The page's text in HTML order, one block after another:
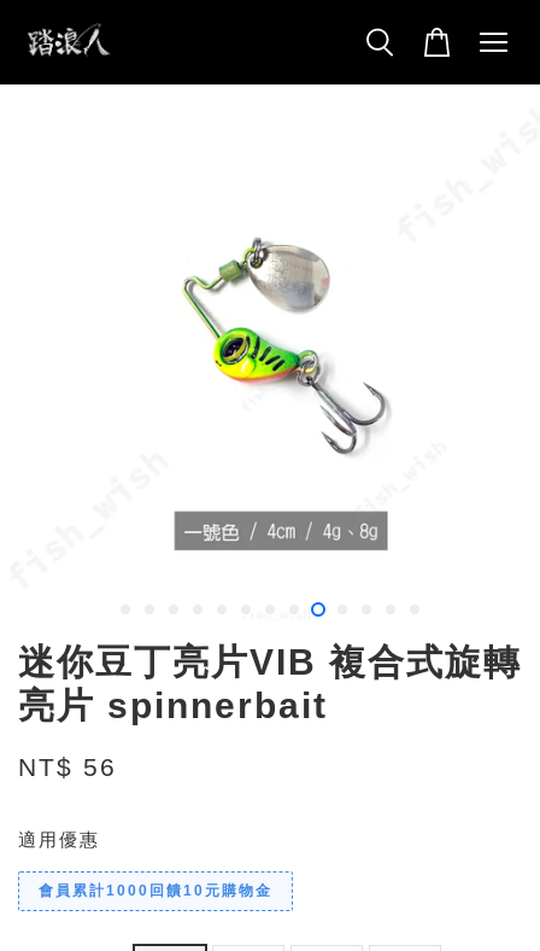
迷你豆丁亮片VIB 複合式旋轉
亮片 spinnerbait
NT$ 56
適用優惠
會員累計1000回饋10元購物金